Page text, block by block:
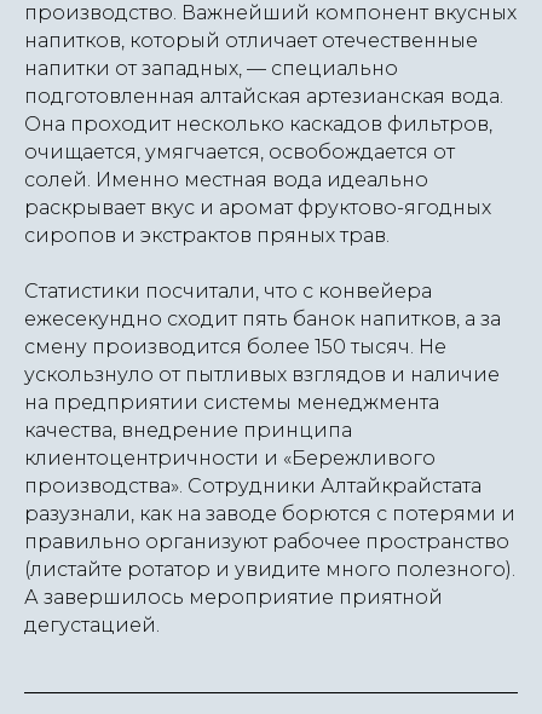
производство. Важнейший компонент вкусных
напитков, который отличает отечественные
напитки от западных, — специально
подготовленная алтайская артезианская вода.
Она проходит несколько каскадов фильтров,
очищается, умягчается, освобождается от
солей. Именно местная вода идеально
раскрывает вкус и аромат фруктово-ягодных
сиропов и экстрактов пряных трав.
Статистики посчитали, что с конвейера
ежесекундно сходит пять банок напитков, а за
смену производится более 150 тысяч. Не
ускользнуло от пытливых взглядов и наличие
на предприятии системы менеджмента
качества, внедрение принципа
клиентоцентричности и «Бережливого
производства». Сотрудники Алтайкрайстата
разузнали, как на заводе борются с потерями и
правильно организуют рабочее пространство
(листайте ротатор и увидите много полезного).
А завершилось мероприятие приятной
дегустацией.